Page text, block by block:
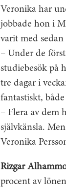
Veronika har
jobbade hon i
varit med
– Under de
studiebesök på
tre dagar i
fantastiskt,
– Flera av dem
självkänsla.
Veronika
Rizgar
procent av